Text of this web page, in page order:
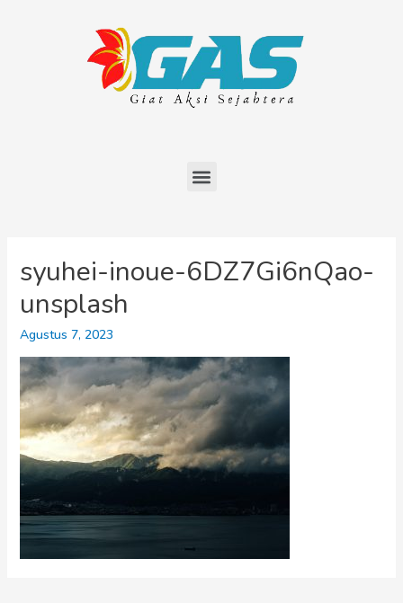
syuhei-inoue-6DZ7Gi6nQao-
unsplash
Agustus 7, 2023